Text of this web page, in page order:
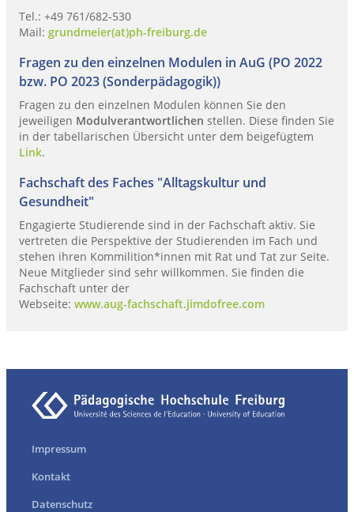
Tel.: +49 761/682-530
Mail: grundmeier(at)ph-freiburg.de
Fragen zu den einzelnen Modulen in AuG (PO 2022
bzw. PO 2023 (Sonderpädagogik))
Fragen zu den einzelnen Modulen können Sie den
jeweiligen Modulverantwortlichen stellen. Diese finden Sie
in der tabellarischen Übersicht unter dem beigefügtem
Link.
Fachschaft des Faches "Alltagskultur und
Gesundheit"
Engagierte Studierende sind in der Fachschaft aktiv. Sie
vertreten die Perspektive der Studierenden im Fach und
stehen ihren Kommilition*innen mit Rat und Tat zur Seite.
Neue Mitglieder sind sehr willkommen. Sie finden die
Fachschaft unter der
Webseite: www.aug-fachschaft.jimdofree.com
Impressum
Kontakt
Datenschutz